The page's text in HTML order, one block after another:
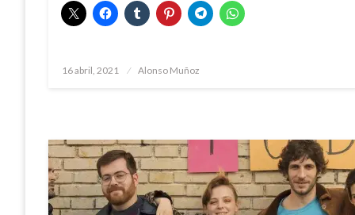
Publicado
16 abril, 2021 Alonso Muñoz